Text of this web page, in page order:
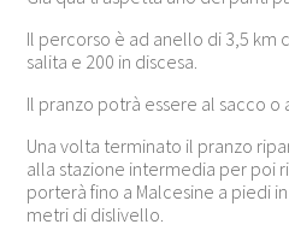
Il percorso è ad anello di 3,5 km
salita e 200 in discesa.
Il pranzo potrà essere al sacco o
Una volta terminato il pranzo
alla stazione intermedia per poi
porterà fino a Malcesine a piedi
metri di dislivello.